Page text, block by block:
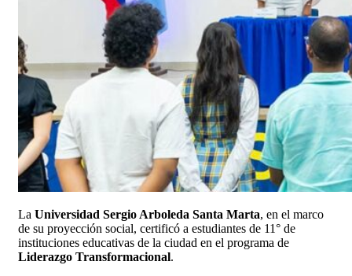
La Universidad Sergio Arboleda Santa Marta, en el marco
de su proyección social, certificó a estudiantes de 11° de
instituciones educativas de la ciudad en el programa de
Liderazgo Transformacional.